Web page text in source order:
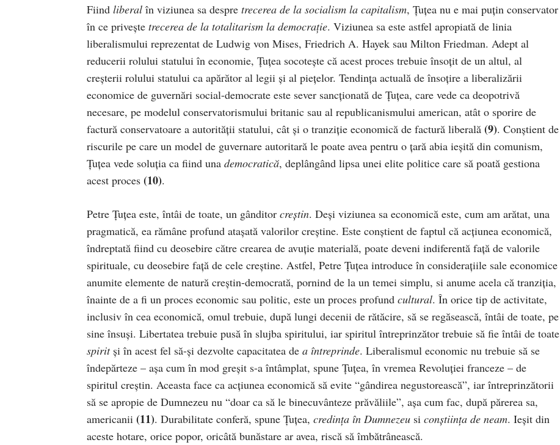
Fiind liberal în viziunea sa despre trecerea de la socialism la capitalism, Țuțea nu e mai puțin conservator
în ce privește trecerea de la totalitarism la democrație. Viziunea sa este astfel apropiată de linia
liberalismului reprezentat de Ludwig von Mises, Friedrich A. Hayek sau Milton Friedman. Adept al
reducerii rolului statului în economie, Țuțea socotește că acest proces trebuie însoțit de un altul, al
creșterii rolului statului ca apărător al legii și al piețelor. Tendința actuală de însoțire a liberalizării
economice de guvernări social-democrate este sever sancționată de Țuțea, care vede ca deopotrivă
necesare, pe modelul conservatorismului britanic sau al republicanismului american, atât o sporire de
factură conservatoare a autorității statului, cât și o tranziție economică de factură liberală (9). Conștient de
riscurile pe care un model de guvernare autoritară le poate avea pentru o țară abia ieșită din comunism,
Țuțea vede soluția ca fiind una democratică, deplângând lipsa unei elite politice care să poată gestiona
acest proces (10).
Petre Țuțea este, întâi de toate, un gânditor creștin. Deși viziunea sa economică este, cum am arătat, una
pragmatică, ea rămâne profund atașată valorilor creștine. Este conștient de faptul că acțiunea economică,
îndreptată fiind cu deosebire către crearea de avuție materială, poate deveni indiferentă față de valorile
spirituale, cu deosebire față de cele creștine. Astfel, Petre Țuțea introduce în considerațiile sale economice
anumite elemente de natură creștin-democrată, pornind de la un temei simplu, si anume acela că tranziția,
înainte de a fi un proces economic sau politic, este un proces profund cultural. În orice tip de activitate,
inclusiv în cea economică, omul trebuie, după lungi decenii de rătăcire, să se regăsească, întâi de toate, pe
sine însuși. Libertatea trebuie pusă în slujba spiritului, iar spiritul întreprinzător trebuie să fie întâi de toate
spiritși în acest fel să-și dezvolte capacitatea de a întreprinde. Liberalismul economic nu trebuie să se
îndepărteze – așa cum în mod greșit s-a întâmplat, spune Țuțea, în vremea Revoluției franceze – de
spiritul creștin. Aceasta face ca acțiunea economică să evite “gândirea negustorească”, iar întreprinzătorii
să se apropie de Dumnezeu nu “doar ca să le binecuvânteze prăvăliile”, așa cum fac, după părerea sa,
americanii (11). Durabilitate conferă, spune Țuțea, credința în Dumnezeu si conștiința de neam. Ieșit din
aceste hotare, orice popor, oricâtă bunăstare ar avea, riscă să îmbătrânească.